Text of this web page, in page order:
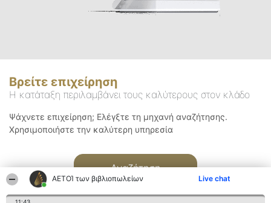
ΑΕΤΟΊ των βιβλιοπωλείων Live chat
Βρείτε επιχείρηση
Η κατάταξη περιλαμβάνει τους καλύτερους στον κλάδο
Ψάχνετε επιχείρηση; Ελέγξτε τη μηχανή αναζήτησης.
Χρησιμοποιήστε την καλύτερη υπηρεσία
Αναζήτηση